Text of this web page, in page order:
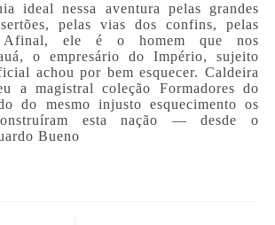
ideal nessa aventura pelas grandes
pelas vias dos confins, pelas
Afinal, ele é o homem que nos
o empresário do Império, sujeito
achou por bem esquecer. Caldeira
a magistral coleção Formadores do
do mesmo injusto esquecimento os
esta nação — desde o
Bueno